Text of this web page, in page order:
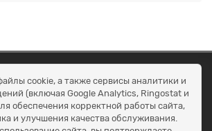
офертиcookie, а также сервисы аналитики и
(включая Google Analytics, Ringostat и
обеспечения корректной работы сайта,
и улучшения качества обслуживания.